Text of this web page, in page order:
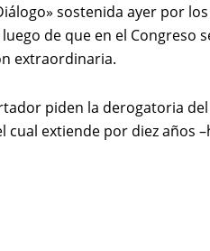
sostenida ayer por
de que en el Congreso
extraordinaria.
piden la derogatoria
extiende por diez años